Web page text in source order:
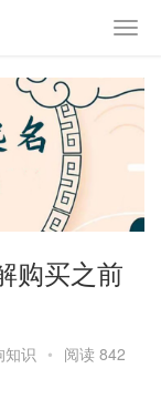
购买之前
知识 • 阅读 842